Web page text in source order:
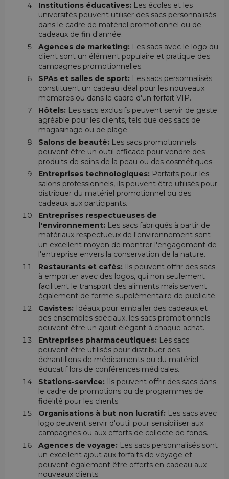
Institutions éducatives: Les écoles et les
universités peuvent utiliser des sacs personnalisés
dans le cadre de matériel promotionnel ou de
cadeaux de fin d'année.
Agences de marketing: Les sacs avec le logo du
client sont un élément populaire et pratique des
campagnes promotionnelles.
SPAs et salles de sport: Les sacs personnalisés
constituent un cadeau idéal pour les nouveaux
membres ou dans le cadre d'un forfait VIP.
Hôtels: Les sacs exclusifs peuvent servir de geste
agréable pour les clients, tels que des sacs de
magasinage ou de plage.
Salons de beauté: Les sacs promotionnels
peuvent être un outil efficace pour vendre des
produits de soins de la peau ou des cosmétiques.
Entreprises technologiques: Parfaits pour les
salons professionnels, ils peuvent être utilisés pour
distribuer du matériel promotionnel ou des
cadeaux aux participants.
Entreprises respectueuses de
l'environnement: Les sacs fabriqués à partir de
matériaux respectueux de l'environnement sont
un excellent moyen de montrer l'engagement de
l'entreprise envers la conservation de la nature.
Restaurants et cafés: Ils peuvent offrir des sacs
à emporter avec des logos, qui non seulement
facilitent le transport des aliments mais servent
également de forme supplémentaire de publicité.
Cavistes: Idéaux pour emballer des cadeaux et
des ensembles spéciaux, les sacs promotionnels
peuvent être un ajout élégant à chaque achat.
Entreprises pharmaceutiques: Les sacs
peuvent être utilisés pour distribuer des
échantillons de médicaments ou du matériel
éducatif lors de conférences médicales.
Stations-service: Ils peuvent offrir des sacs dans
le cadre de promotions ou de programmes de
fidélité pour les clients.
Organisations à but non lucratif: Les sacs avec
logo peuvent servir d'outil pour sensibiliser aux
campagnes ou aux efforts de collecte de fonds.
Agences de voyage: Les sacs personnalisés sont
un excellent ajout aux forfaits de voyage et
peuvent également être offerts en cadeau aux
nouveaux clients.